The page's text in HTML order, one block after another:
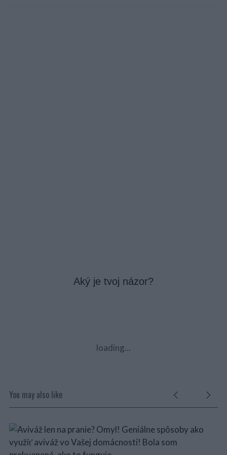
Aký je tvoj názor?
loading...
You may also like